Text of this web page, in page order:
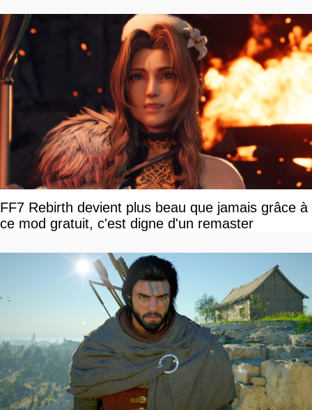
FF7 Rebirth devient plus beau que jamais grâce à
ce mod gratuit, c'est digne d'un remaster